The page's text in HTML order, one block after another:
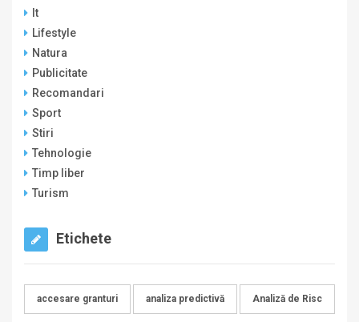
It
Lifestyle
Natura
Publicitate
Recomandari
Sport
Stiri
Tehnologie
Timp liber
Turism
Etichete
accesare granturi analiza predictivă Analiză de Risc